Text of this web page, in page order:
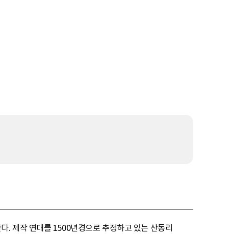
. 제작 연대를 1500년경으로 추정하고 있는 산동리